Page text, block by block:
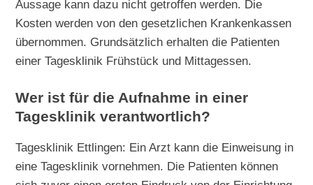
Aussage kann dazu nicht getroffen werden. Die
Kosten werden von den gesetzlichen Krankenkassen
übernommen. Grundsätzlich erhalten die Patienten
einer Tagesklinik Frühstück und Mittagessen.
Wer ist für die Aufnahme in einer
Tagesklinik verantwortlich?
Tagesklinik Ettlingen: Ein Arzt kann die Einweisung in
eine Tagesklinik vornehmen. Die Patienten können